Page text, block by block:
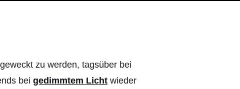
zu werden, tagsüber bei
bei gedimmtem Licht wieder